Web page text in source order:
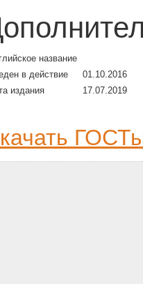
название
в действие
01.10.2016
издания
17.07.2019